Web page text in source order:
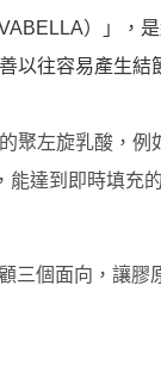
）」，
以往容易產生
聚左旋乳酸，
能達到即時填充
三個面向，讓